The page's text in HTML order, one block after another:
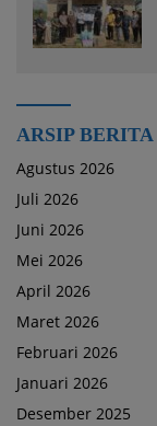
ARSIP BERITA
Agustus 2026
Juli 2026
Juni 2026
Mei 2026
April 2026
Maret 2026
Februari 2026
Januari 2026
Desember 2025